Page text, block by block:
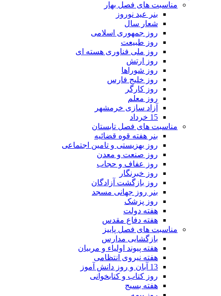
مناسبت های فصل بهار
بنر عید نوروز
شعار سال
روز جمهوری اسلامی
روز طبیعت
روز ملی فناوری هسته ای
روز ارتش
روز شوراها
روز خلیج فارس
روز کارگر
روز معلم
آزاد سازی خرمشهر
15 خرداد
مناسبت های فصل تابستان
بنر هفته قوه قضائیه
روز بهزیستی و تامین اجتماعی
روز صنعت و معدن
روز عفاف و حجاب
روز خبرنگار
روز بازگشت آزادگان
بنر روز جهانی مسجد
روز پزشک
هفته دولت
هفته دفاع مقدس
مناسبت های فصل پاییز
بازگشایی مدارس
هفته پیوند اولیاء و مربیان
هفته نیروی انتظامی
13 آبان و روز دانش آموز
روز کتاب و کتابخوانی
هفته بسیج